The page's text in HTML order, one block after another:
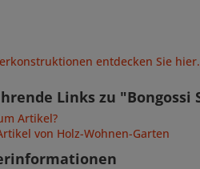
entdecken Sie
Links zu "Bongossi
Artikel?
von Holz-Wohnen-Garten